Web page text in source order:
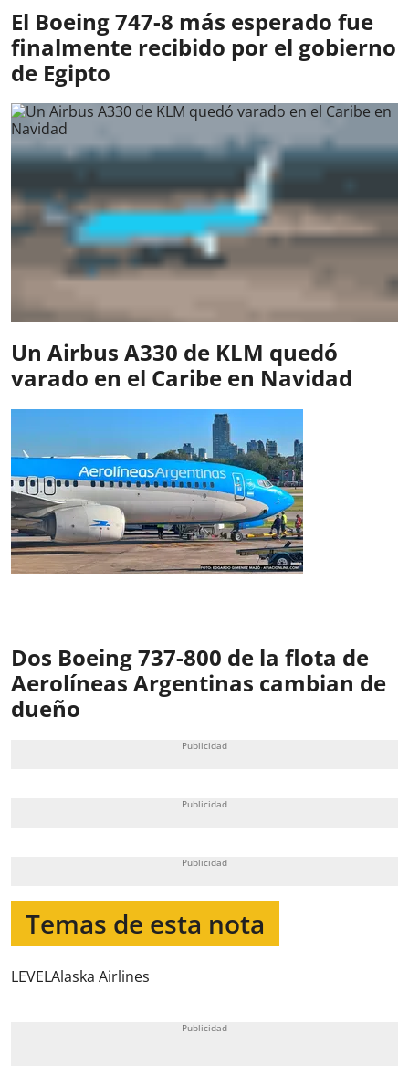
El Boeing 747-8 más esperado fue
finalmente recibido por el gobierno
de Egipto
Un Airbus A330 de KLM quedó
varado en el Caribe en Navidad
Dos Boeing 737-800 de la flota de
Aerolíneas Argentinas cambian de
dueño
Temas de esta nota
LEVELAlaska Airlines